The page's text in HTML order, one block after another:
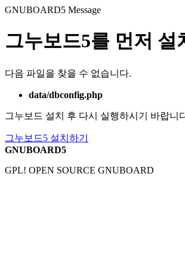
GNUBOARD5 Message
그누보드5를 먼저 설
다음 파일을 찾을 수 없습니다.
data/dbconfig.php
그누보드 설치 후 다시 실행하시기 바랍니
그누보드5 설치하기
GNUBOARD5
GPL! OPEN SOURCE GNUBOARD